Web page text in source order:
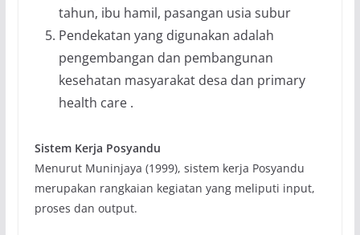
tahun, ibu hamil, pasangan usia subur
Pendekatan yang digunakan adalah
pengembangan dan pembangunan
kesehatan masyarakat desa dan primary
health care .
Sistem Kerja Posyandu
Menurut Muninjaya (1999), sistem kerja Posyandu
merupakan rangkaian kegiatan yang meliputi input,
proses dan output.